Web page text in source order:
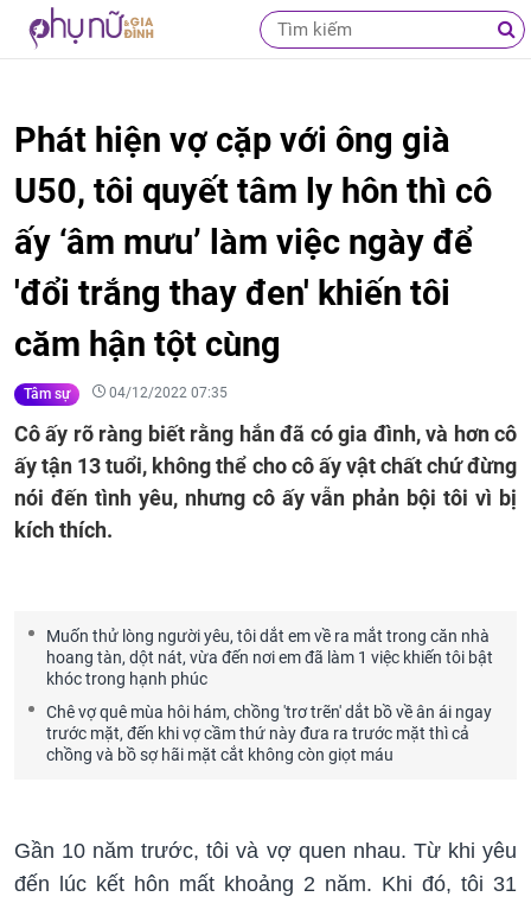
Phát hiện vợ cặp với ông già
U50, tôi quyết tâm ly hôn thì cô
ấy ‘âm mưu’ làm việc ngày để
'đổi trắng thay đen' khiến tôi
căm hận tột cùng
Tâm sự 04/12/2022 07:35
Cô ấy rõ ràng biết rằng hắn đã có gia đình, và hơn cô
ấy tận 13 tuổi, không thể cho cô ấy vật chất chứ đừng
nói đến tình yêu, nhưng cô ấy vẫn phản bội tôi vì bị
kích thích.
Muốn thử lòng người yêu, tôi dắt em về ra mắt trong căn nhà
hoang tàn, dột nát, vừa đến nơi em đã làm 1 việc khiến tôi bật
khóc trong hạnh phúc
Chê vợ quê mùa hôi hám, chồng 'trơ trẽn' dắt bồ về ân ái ngay
trước mặt, đến khi vợ cầm thứ này đưa ra trước mặt thì cả
chồng và bồ sợ hãi mặt cắt không còn giọt máu
Gần 10 năm trước, tôi và vợ quen nhau. Từ khi yêu
đến lúc kết hôn mất khoảng 2 năm. Khi đó, tôi 31